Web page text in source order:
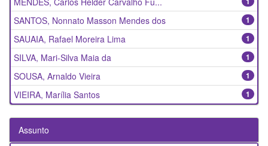
1
SANTOS, Nonnato Masson Mendes dos
1
SAUAIA, Rafael Moreira Lima
1
SILVA, Mari-Silva Maia da
1
SOUSA, Arnaldo Vieira
1
VIEIRA, Marília Santos
Assunto